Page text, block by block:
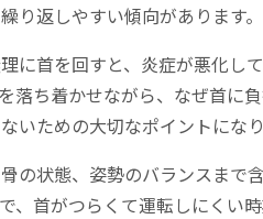
り返しやすい傾向があります。
に首を回すと、炎症が悪化し
落ち着かせながら、なぜ首に
いための大切なポイントにな
の状態、姿勢のバランスまで
、首がつらくて運転しにくい